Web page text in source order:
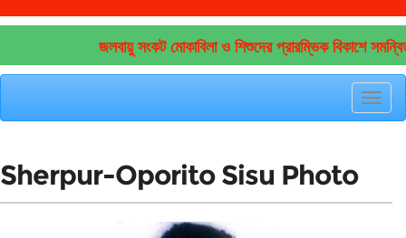
জলবায়ু সংকট মোকাবিলা ও শিশুদের প্রারম্ভিক বিকাশে
Sherpur-Oporito Sisu Photo